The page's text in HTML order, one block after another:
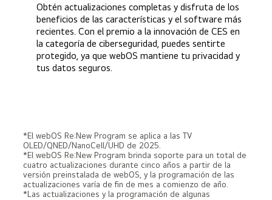
Obtén actualizaciones completas y disfruta de los
beneficios de las características y el software más
recientes. Con el premio a la innovación de CES en
la categoría de ciberseguridad, puedes sentirte
protegido, ya que webOS mantiene tu privacidad y
tus datos seguros.
*El webOS Re:New Program se aplica a las TV
OLED/QNED/NanoCell/UHD de 2025.
*El webOS Re:New Program brinda soporte para un total de
cuatro actualizaciones durante cinco años a partir de la
versión preinstalada de webOS, y la programación de las
actualizaciones varía de fin de mes a comienzo de año.
*Las actualizaciones y la programación de algunas